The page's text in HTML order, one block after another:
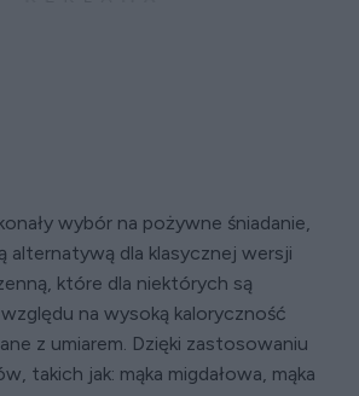
wybór na pożywne śniadanie,
alternatywą dla klasycznej wersji
które dla niektórych są
na wysoką kaloryczność
z umiarem. Dzięki zastosowaniu
takich jak: mąka migdałowa, mąka